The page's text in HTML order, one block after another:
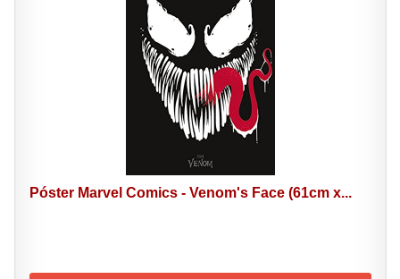
Póster Marvel Comics - Venom's Face (61cm x...